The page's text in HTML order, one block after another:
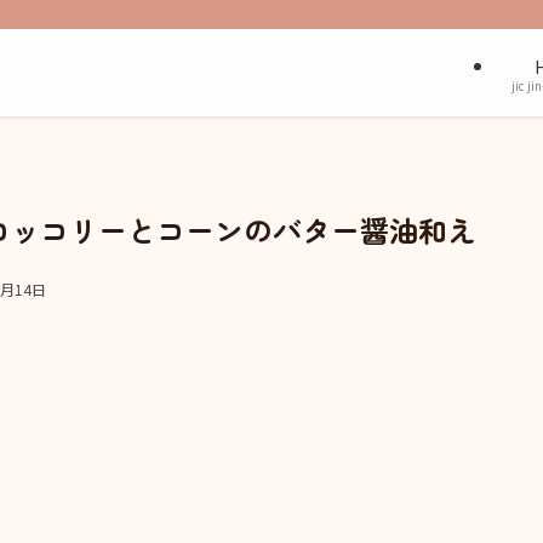
jic
コリーとコーンのバター醤油和え
14日